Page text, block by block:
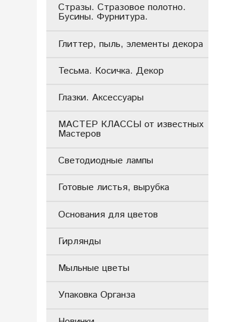
Стразы. Стразовое полотно.
Бусины. Фурнитура.
Глиттер, пыль, элементы декора
Тесьма. Косичка. Декор
Глазки. Аксессуары
МАСТЕР КЛАССЫ от известных
Мастеров
Светодиодные лампы
Готовые листья, вырубка
Основания для цветов
Гирлянды
Мыльные цветы
Упаковка Органза